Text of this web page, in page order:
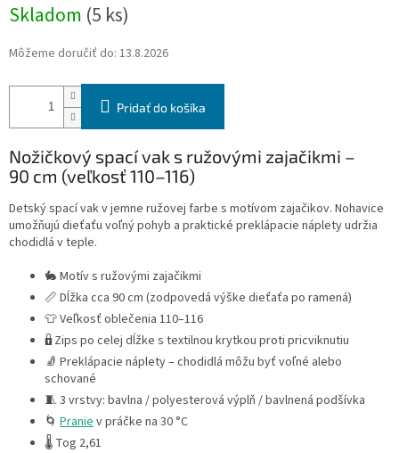
Skladom (5 ks)
Môžeme doručiť do: 13.8.2026
Pridať do košíka
Nožičkový spací vak s ružovými zajačikmi –
90 cm (veľkosť 110–116)
Detský spací vak v jemne ružovej farbe s motívom zajačikov. Nohavice
umožňujú dieťaťu voľný pohyb a praktické preklápacie náplety udržia
chodidlá v teple.
🐇 Motív s ružovými zajačikmi
📏 Dĺžka cca 90 cm (zodpovedá výške dieťaťa po ramená)
👕 Veľkosť oblečenia 110–116
🔒 Zips po celej dĺžke s textilnou krytkou proti pricviknutiu
🧦 Preklápacie náplety – chodidlá môžu byť voľné alebo
schované
🧵 3 vrstvy: bavlna / polyesterová výplň / bavlnená podšívka
🌀 Praniev práčke na 30 °C
🌡 Tog 2,61